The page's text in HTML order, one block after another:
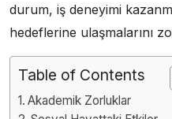
durum, iş deneyimi
hedeflerine ulaşmalarını
Table of Contents
Akademik Zorluklar